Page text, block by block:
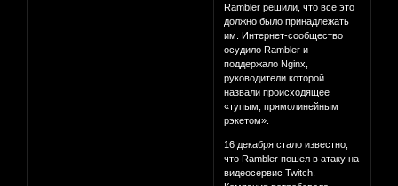
Rambler решили, что все это
должно было принадлежать
им. Интернет-сообщество
осудило Rambler и
поддержало Nginx,
руководители которой
назвали происходящее
«тупым, прямолинейным
рэкетом».
16 декабря стало известно,
что Rambler пошел в атаку на
видеосервис Twitch.